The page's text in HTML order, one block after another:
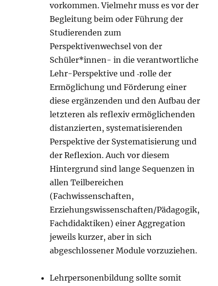
vorkommen. Vielmehr muss es vor der
Begleitung beim oder Führung der
Studierenden zum
Perspektivenwechsel von der
Schüler*innen- in die verantwortliche
Lehr-Perspektive und ‑rolle der
Ermöglichung und Förderung einer
diese ergänzenden und den Aufbau der
letzteren als reflexiv ermöglichenden
distanzierten, systematisierenden
Perspektive der Systematisierung und
der Reflexion. Auch vor diesem
Hintergrund sind lange Sequenzen in
allen Teilbereichen
(Fachwissenschaften,
Erziehungswissenschaften/Pädagogik,
Fachdidaktiken) einer Aggregation
jeweils kurzer, aber in sich
abgeschlossener Module vorzuziehen.
Lehrpersonenbildung sollte somit